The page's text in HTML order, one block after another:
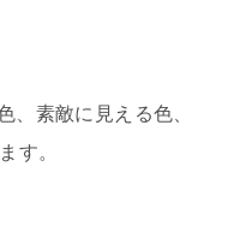
、素敵に見える色、
す。